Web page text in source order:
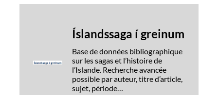
Íslandssaga í greinum
Base de données bibliographique
sur les sagas et l’histoire de
l’Islande. Recherche avancée
possible par auteur, titre d’article,
sujet, période…